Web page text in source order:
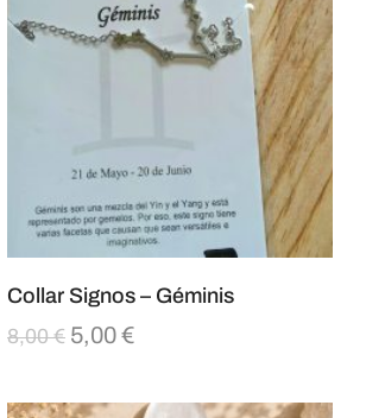
Collar Signos – Géminis
8,00€ 5,00€